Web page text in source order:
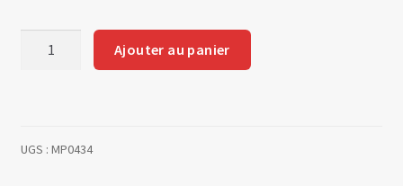
(1.5mm
Ajouter au panier
UGS : MP0434